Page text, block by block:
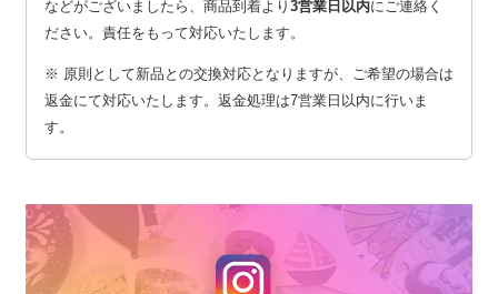
などがございましたら、商品到着より 3営業日以内にご連絡く
ださい。責任をもって対応いたします。
※ 原則として新品との交換対応となりますが、ご希望の場合は
返金にて対応いたします。返金処理は7営業日以内に行いま
す。